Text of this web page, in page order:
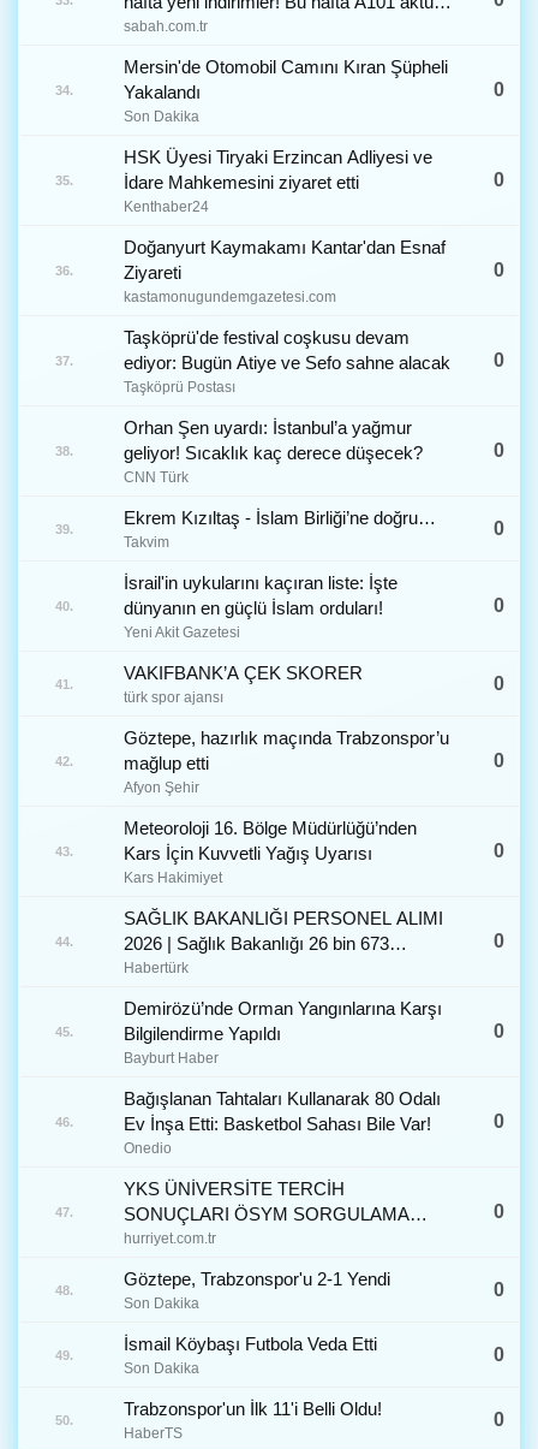
ürünler neler?
sabah.com.tr
34.
Mersin'de Otomobil Camını Kıran Şüpheli
Yakalandı
Son Dakika
0
35.
HSK Üyesi Tiryaki Erzincan Adliyesi ve
İdare Mahkemesini ziyaret etti
Kenthaber24
0
36.
Doğanyurt Kaymakamı Kantar'dan Esnaf
Ziyareti
kastamonugundemgazetesi.com
0
37.
Taşköprü'de festival coşkusu devam
ediyor: Bugün Atiye ve Sefo sahne alacak
Taşköprü Postası
0
38.
Orhan Şen uyardı: İstanbul’a yağmur
geliyor! Sıcaklık kaç derece düşecek?
CNN Türk
0
39.
Ekrem Kızıltaş - İslam Birliği’ne doğru…
Takvim
0
40.
İsrail'in uykularını kaçıran liste: İşte
dünyanın en güçlü İslam orduları!
Yeni Akit Gazetesi
0
41.
VAKIFBANK’A ÇEK SKORER
türk spor ajansı
0
42.
Göztepe, hazırlık maçında Trabzonspor’u
mağlup etti
Afyon Şehir
0
43.
Meteoroloji 16. Bölge Müdürlüğü’nden
Kars İçin Kuvvetli Yağış Uyarısı
Kars Hakimiyet
0
44.
SAĞLIK BAKANLIĞI PERSONEL ALIMI
2026 | Sağlık Bakanlığı 26 bin 673
personel alımı başvuruları ne zaman,
Habertürk
0
45.
Demirözü’nde Orman Yangınlarına Karşı
Bilgilendirme Yapıldı
Bayburt Haber
0
46.
Bağışlanan Tahtaları Kullanarak 80 Odalı
Ev İnşa Etti: Basketbol Sahası Bile Var!
Onedio
0
47.
YKS ÜNİVERSİTE TERCİH
SONUÇLARI ÖSYM SORGULAMA
EKRANI VE 2026 AÇIKLANMA TARİHİ ||
yerleştirme) ne zaman açıklanacak,
ayın...
hurriyet.com.tr
0
48.
Göztepe, Trabzonspor'u 2-1 Yendi
Son Dakika
0
49.
İsmail Köybaşı Futbola Veda Etti
Son Dakika
0
50.
Trabzonspor'un İlk 11'i Belli Oldu!
HaberTS
0